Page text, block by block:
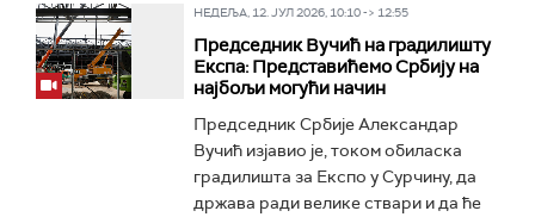
НЕДЕЉА, 12. ЈУЛ 2026, 10:10 -> 12:55
Председник Вучић на градилишту
Експа: Представићемо Србију на
најбољи могући начин
Председник Србије Александар
Вучић изјавио је, током обиласка
градилишта за Експо у Сурчину, да
држава ради велике ствари и да ће